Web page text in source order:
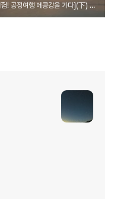
[체험! 공정여행 메콩강을 가다](下) 버마 탄신제 마을·낭우 시장